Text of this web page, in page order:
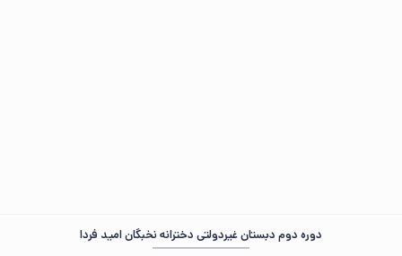
دوره دوم دبستان غیردولتی دخترانه نخبگان امید فردا